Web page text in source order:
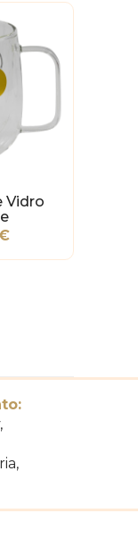
Vidro